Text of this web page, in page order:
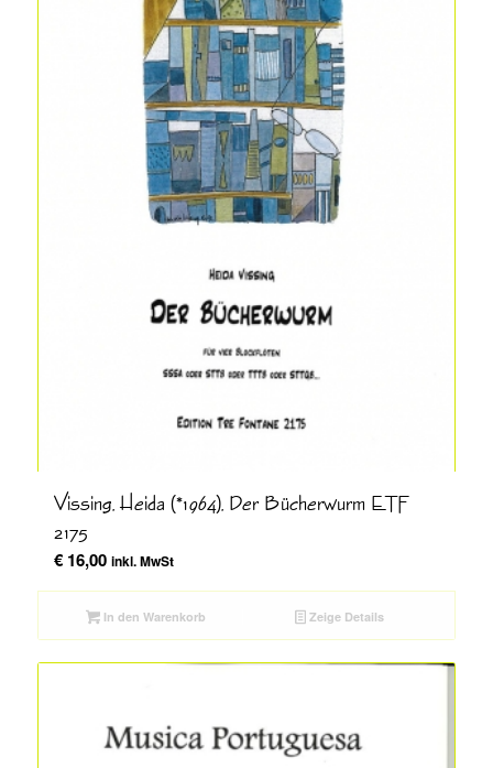
Vissing, Heida (*1964), Der Bücherwurm ETF
2175
€16,00 inkl. MwSt
In den Warenkorb Zeige Details